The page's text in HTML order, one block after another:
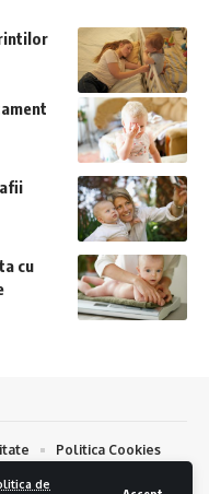
de
cu
Creare Magazin Online
Politica Cookies